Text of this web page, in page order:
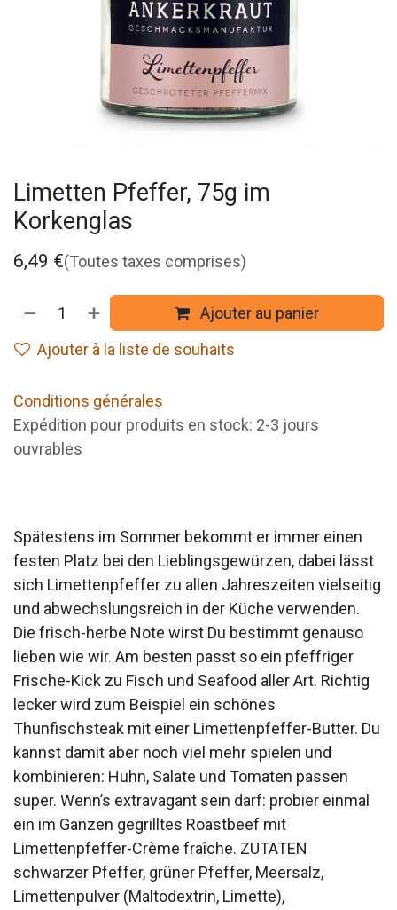
Limetten Pfeffer, 75g im
Korkenglas
6,49 €(Toutes taxes comprises)
Ajouter au panier
Ajouter à la liste de souhaits
Conditions générales
Expédition pour produits en stock: 2-3 jours
ouvrables
Spätestens im Sommer bekommt er immer einen
festen Platz bei den Lieblingsgewürzen, dabei lässt
sich Limettenpfeffer zu allen Jahreszeiten vielseitig
und abwechslungsreich in der Küche verwenden.
Die frisch-herbe Note wirst Du bestimmt genauso
lieben wie wir. Am besten passt so ein pfeffriger
Frische-Kick zu Fisch und Seafood aller Art. Richtig
lecker wird zum Beispiel ein schönes
Thunfischsteak mit einer Limettenpfeffer-Butter. Du
kannst damit aber noch viel mehr spielen und
kombinieren: Huhn, Salate und Tomaten passen
super. Wenn’s extravagant sein darf: probier einmal
ein im Ganzen gegrilltes Roastbeef mit
Limettenpfeffer-Crème fraîche. ZUTATEN
schwarzer Pfeffer, grüner Pfeffer, Meersalz,
Limettenpulver (Maltodextrin, Limette),